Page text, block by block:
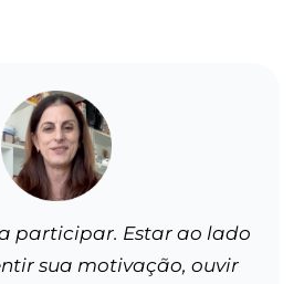
participar. Estar ao lado
sua motivação, ouvir